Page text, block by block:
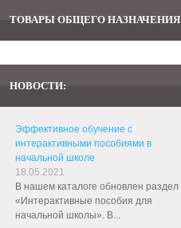
ТОВАРЫ ОБЩЕГО НАЗНАЧЕНИЯ
НОВОСТИ:
Эффективное обучение с
интерактивными пособиями в
начальной школе
18.05.2021
В нашем каталоге обновлен раздел
«Интерактивные пособия для
начальной школы». В...